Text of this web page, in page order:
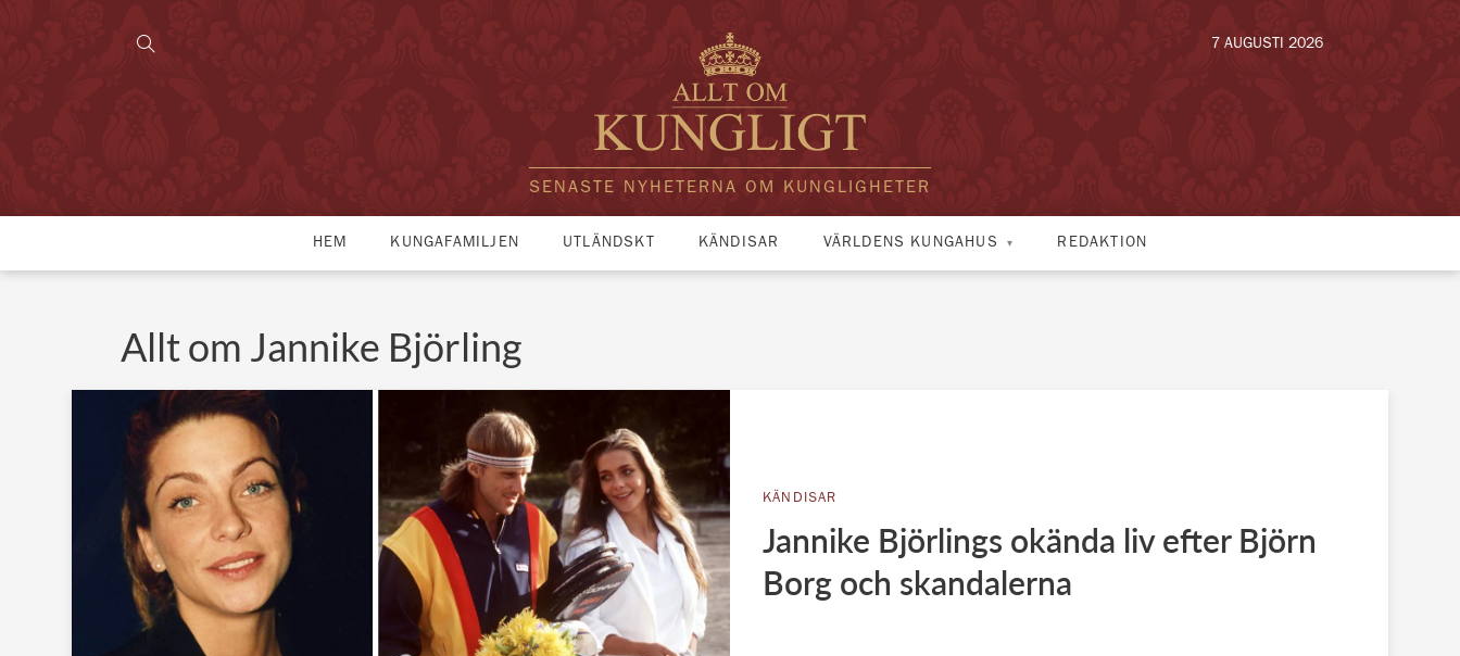
SENASTE NYHETERNA OM KUNGLIGHETER
7 AUGUSTI 2026
HEM KUNGAFAMILJEN UTLÄNDSKT KÄNDISAR VÄRLDENS KUNGAHUS REDAKTION
Allt om Jannike Björling
KÄNDISAR
Jannike Björlings okända liv efter Björn
Borg och skandalerna